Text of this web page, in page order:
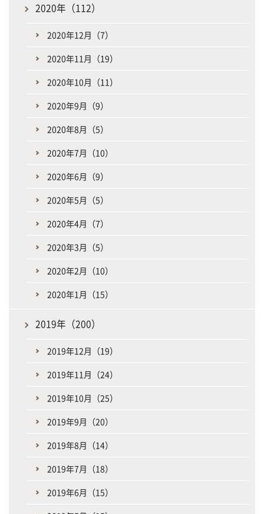
2020年（112）
2020年12月（7）
2020年11月（19）
2020年10月（11）
2020年9月（9）
2020年8月（5）
2020年7月（10）
2020年6月（9）
2020年5月（5）
2020年4月（7）
2020年3月（5）
2020年2月（10）
2020年1月（15）
2019年（200）
2019年12月（19）
2019年11月（24）
2019年10月（25）
2019年9月（20）
2019年8月（14）
2019年7月（18）
2019年6月（15）